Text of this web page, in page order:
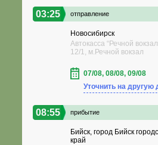
03:25 отправление
Новосибирск
Автокасса “Речной
12/1, м.Речной вокзал
07/08, 08/08, 09/08
Уточнить на другую
08:55 прибытие
Бийск, город Бийск
край